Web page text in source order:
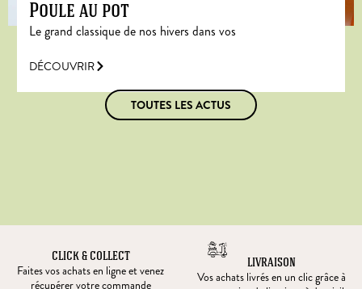
Poule au pot
Le grand classique de nos hivers dans vos
DÉCOUVRIR
TOUTES LES ACTUS
CLICK & COLLECT
Faites vos achats en ligne et venez
récupérer votre commande
LIVRAISON
Vos achats livrés en un clic grâce à